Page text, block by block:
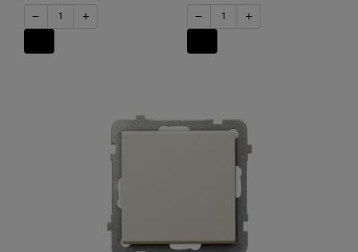
− + − +